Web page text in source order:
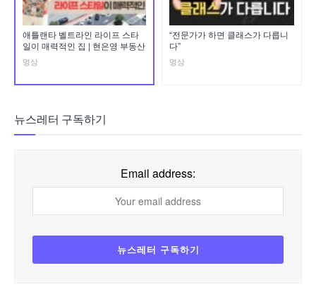
애틀랜타 벨트라인 라이프 스타
일이 매력적인 집 | 현은영 부동산
영상
“전문가가 하면 클래스가 다릅니
다”
영상
뉴스레터 구독하기
Email address: